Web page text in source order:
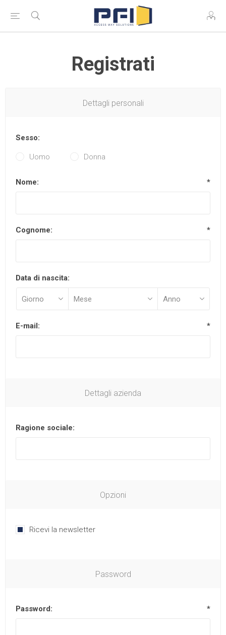
Registrati
Dettagli personali
Sesso:
Uomo Donna
Nome: *
Cognome: *
Data di nascita:
E-mail: *
Dettagli azienda
Ragione sociale:
Opzioni
Ricevi la newsletter
Password
Password: *